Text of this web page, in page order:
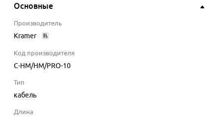
Основные
Производитель
Kramer
Код производителя
C-HM/HM/PRO-10
Тип
кабель
Длина